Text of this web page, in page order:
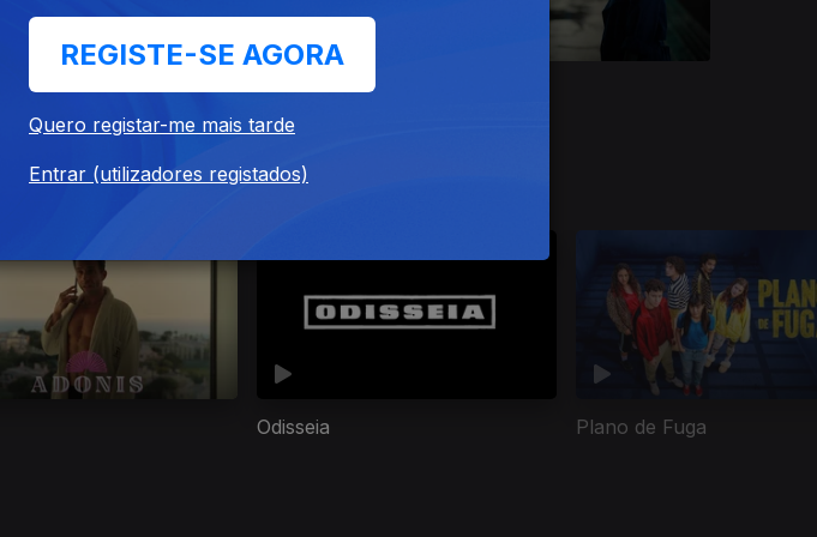
Ep. 7 Ep. 8
Odisseia Plano de Fuga
REGISTE-SE AGORA
Quero registar-me mais tarde
Entrar (utilizadores registados)